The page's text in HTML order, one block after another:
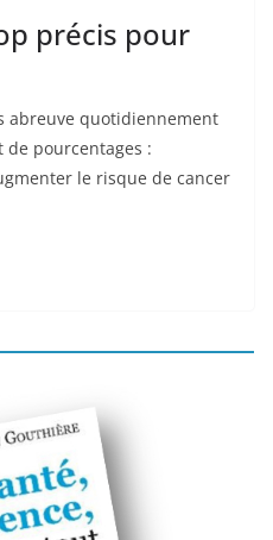
précis pour
abreuve quotidiennement
de pourcentages :
le risque de cancer